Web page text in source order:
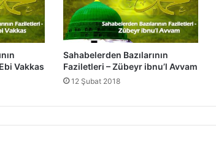
ı
n
F
a
z
i
t
Vakkas
Sahabelerden Bazılarının
Faziletleri – Zübeyr ibnu’l Avvam
12 Şubat 2018